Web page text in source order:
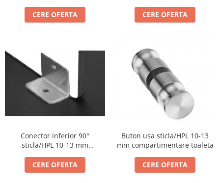
CERE OFERTA CERE OFERTA
Conector inferior 90°
sticla/HPL 10-13 mm
CERE OFERTA
Buton usa sticla/HPL 10-13
mm compartimentare toaleta
CERE OFERTA